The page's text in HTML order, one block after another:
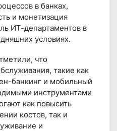
в банках,
и монетизация
ИТ-департаментов в
условиях.
что
такие как
банкинг и мобильный
инструментами
как повысить
костов, так и
и